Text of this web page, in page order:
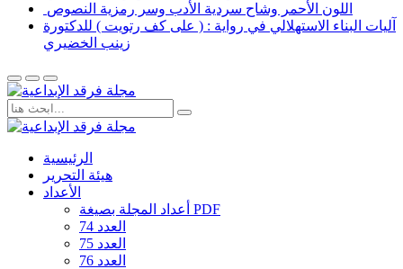
​ اللون الأحمر وشاح سردية الأدب وسر رمزية النصوص
آليات البناء الاستهلالي في رواية : ( على كف رتويت ) للدكتورة
زينب الخضيري
الرئيسية
هيئة التحرير
الأعداد
أعداد المجلة بصيغة PDF
العدد 74
العدد 75
العدد 76